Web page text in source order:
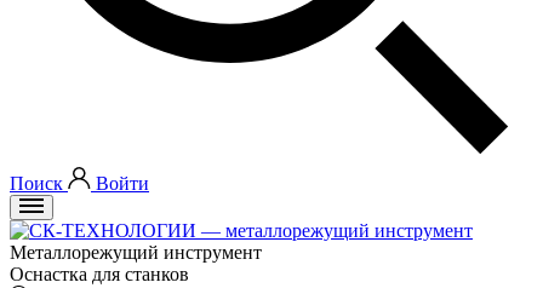
Поиск Войти
Металлорежущий инструмент
Оснастка для станков